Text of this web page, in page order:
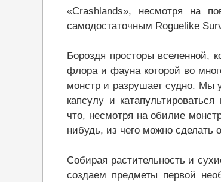
«Crashlands», несмотря на
самодостаточным Roguelike
Бороздя просторы вселенной,
флора и фауна которой во
монстр и разрушает судно. Мы
капсулу и
что, несмотря на обилие
нибудь, из чего можно сделать
Собирая растительность и
создаем предметы первой